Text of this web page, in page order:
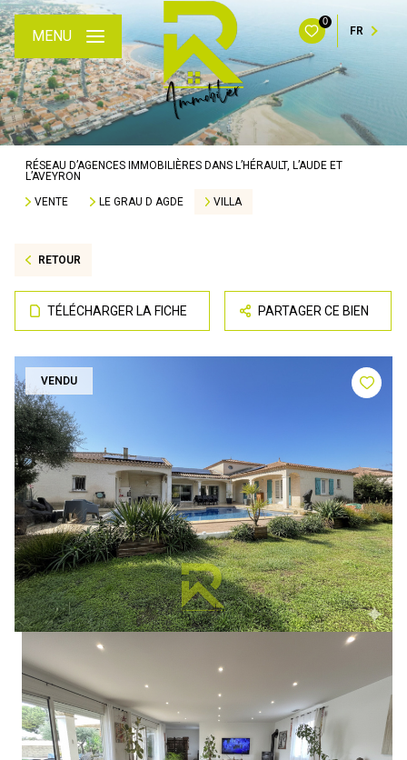
0
FR
MENU
RÉSEAU D’AGENCES IMMOBILIÈRES DANS L’HÉRAULT, L’AUDE ET
L’AVEYRON
VENTE
LE GRAU D AGDE VILLA
RETOUR
TÉLÉCHARGER LA FICHE PARTAGER CE BIEN
VENDU